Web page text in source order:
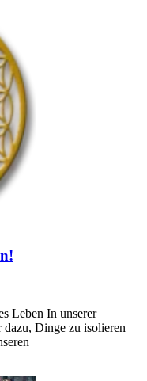
Leben In unserer
Dinge zu isolieren